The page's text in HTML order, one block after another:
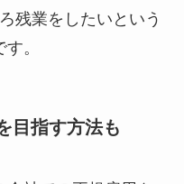
残業をしたいという
。
目指す方法も